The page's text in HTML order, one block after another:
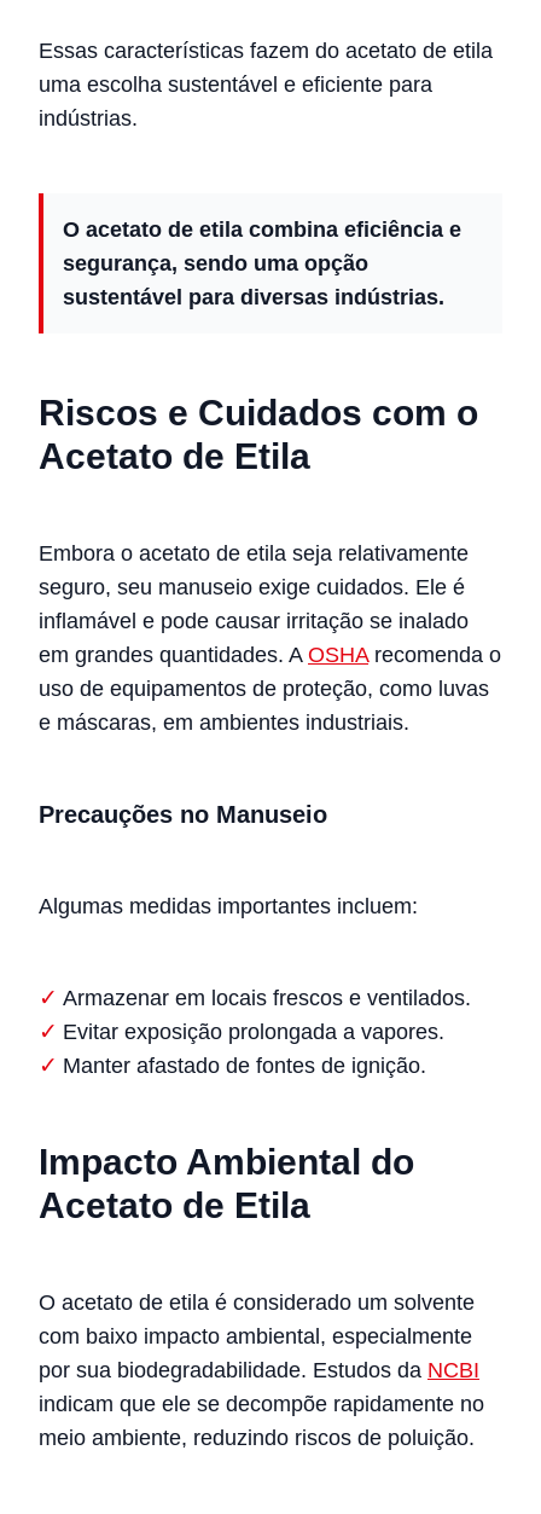
Essas características fazem do acetato de etila
uma escolha sustentável e eficiente para
indústrias.
O acetato de etila combina eficiência e
segurança, sendo uma opção
sustentável para diversas indústrias.
Riscos e Cuidados com o
Acetato de Etila
Embora o acetato de etila seja relativamente
seguro, seu manuseio exige cuidados. Ele é
inflamável e pode causar irritação se inalado
em grandes quantidades. A OSHArecomenda o
uso de equipamentos de proteção, como luvas
e máscaras, em ambientes industriais.
Precauções no Manuseio
Algumas medidas importantes incluem:
Armazenar em locais frescos e ventilados.
Evitar exposição prolongada a vapores.
Manter afastado de fontes de ignição.
Impacto Ambiental do
Acetato de Etila
O acetato de etila é considerado um solvente
com baixo impacto ambiental, especialmente
por sua biodegradabilidade. Estudos da NCBI
indicam que ele se decompõe rapidamente no
meio ambiente, reduzindo riscos de poluição.